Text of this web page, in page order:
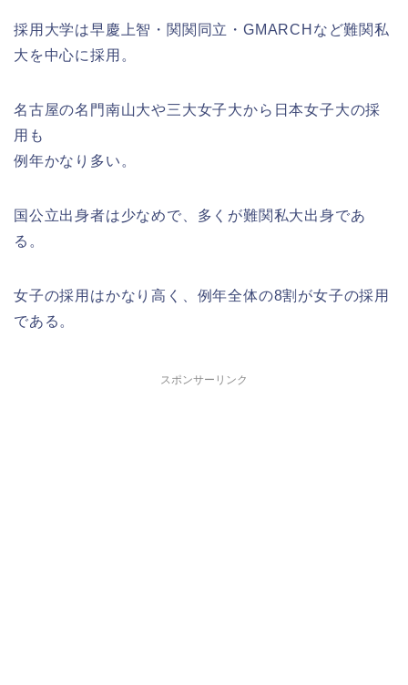
採用大学は早慶上智・関関同立・GMARCHなど難関私
大を中心に採用。
名古屋の名門南山大や三大女子大から日本女子大の採
用も
例年かなり多い。
国公立出身者は少なめで、多くが難関私大出身であ
る。
女子の採用はかなり高く、例年全体の8割が女子の採用
である。
スポンサーリンク